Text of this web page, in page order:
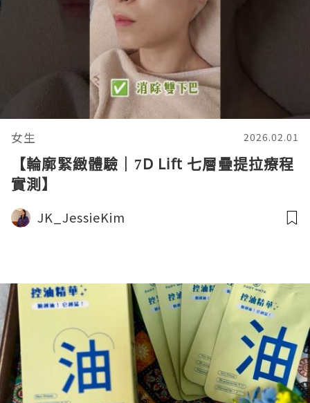
女生 2026.02.01
【輪廓緊緻體驗｜7D Lift 七層疊提拉療程
實測】
JK_JessieKim